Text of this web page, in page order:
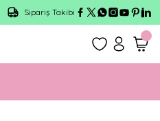
Sipariş Takibi